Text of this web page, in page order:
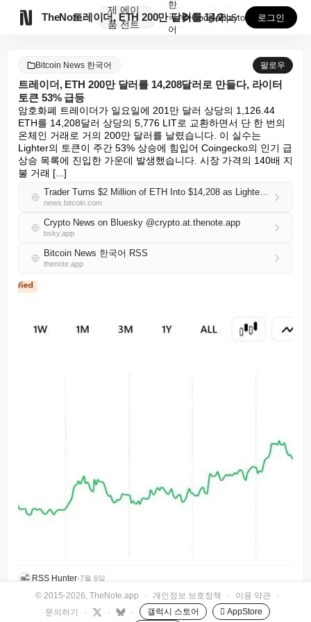
TheNote
제
품
에이
전트
트레이더, ETH 200만 달러를 14,208달러로 만...
한
국
어
GooglePlay
AppStore 로그인
Bitcoin News 한국어 팔로우
트레이더, ETH 200만 달러를 14,208달러로 만들다, 라이터
토큰 53% 급등
암호화폐 트레이더가 일요일에 201만 달러 상당의 1,126.44
ETH를 14,208달러 상당의 5,776 LIT로 교환하면서 단 한 번의
온체인 거래로 거의 200만 달러를 날렸습니다. 이 실수는
Lighter의 토큰이 주간 53% 상승에 힘입어 Coingecko의 인기 급
상승 목록에 진입한 가운데 발생했습니다. 시장 가격의 140배 지
불 거래 [...]
Trader Turns $2 Million of ETH Into $14,208 as Lighter Token Rallies 53%
news.bitcoin.com
Crypto News on Bluesky @crypto.at.thenote.app
bsky.app
Bitcoin News 한국어 RSS
thenote.app
RSS Hunter•7월 6일
© 2015-2026, TheNote.app · 개인정보 보호정책 · 이용 약관
·
문의하기
· · · 갤럭시 스토어  AppStore